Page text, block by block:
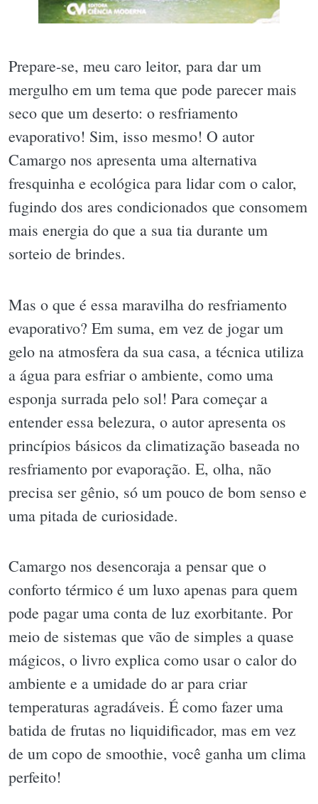
Prepare-se, meu caro leitor, para dar um
mergulho em um tema que pode parecer mais
seco que um deserto: o resfriamento
evaporativo! Sim, isso mesmo! O autor
Camargo nos apresenta uma alternativa
fresquinha e ecológica para lidar com o calor,
fugindo dos ares condicionados que consomem
mais energia do que a sua tia durante um
sorteio de brindes.
Mas o que é essa maravilha do resfriamento
evaporativo? Em suma, em vez de jogar um
gelo na atmosfera da sua casa, a técnica utiliza
a água para esfriar o ambiente, como uma
esponja surrada pelo sol! Para começar a
entender essa belezura, o autor apresenta os
princípios básicos da climatização baseada no
resfriamento por evaporação. E, olha, não
precisa ser gênio, só um pouco de bom senso e
uma pitada de curiosidade.
Camargo nos desencoraja a pensar que o
conforto térmico é um luxo apenas para quem
pode pagar uma conta de luz exorbitante. Por
meio de sistemas que vão de simples a quase
mágicos, o livro explica como usar o calor do
ambiente e a umidade do ar para criar
temperaturas agradáveis. É como fazer uma
batida de frutas no liquidificador, mas em vez
de um copo de smoothie, você ganha um clima
perfeito!